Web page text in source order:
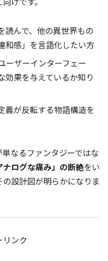
読んで、他の異世界もの
和感」を言語化したい方
ーザーインターフェー
効果を与えているか知り
義が反転する物語構造を
なるファンタジーではな
ナログな痛み」の断絶をい
設計図が明らかになりま
リンク